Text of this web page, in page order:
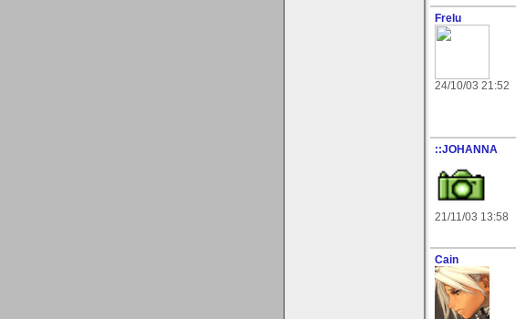
Frelu
24/10/03 21:52
::JOHANNA
21/11/03 13:58
Cain